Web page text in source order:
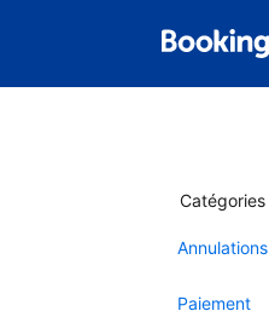
Catégories
Annulations
Paiement